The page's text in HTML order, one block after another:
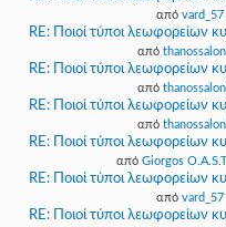
από vard_57
RE: Ποιοί τύποι λεωφορείων
από
RE: Ποιοί τύποι λεωφορείων
από
RE: Ποιοί τύποι λεωφορείων
από
RE: Ποιοί τύποι λεωφορείων
από Giorgos
RE: Ποιοί τύποι λεωφορείων
από vard_57
RE: Ποιοί τύποι λεωφορείων